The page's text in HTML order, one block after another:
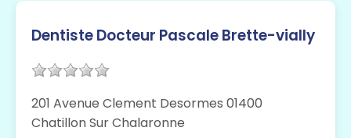
Dentiste Docteur Pascale Brette-vially
201 Avenue Clement Desormes 01400
Chatillon Sur Chalaronne